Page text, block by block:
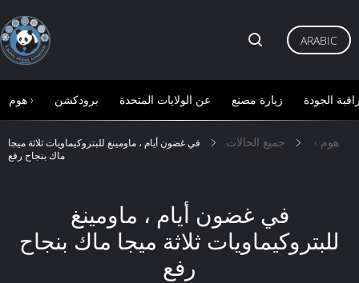
هوم › برودكشن عن الولايات المتحدة زيارة مصنع الجودة
ARABIC
هوم › جميع الحالات
في غضون أيام ، ماومينغ للبتروكيماويات ثلاثة ميجا
ماك بنجاح رفع
في غضون أيام ، ماومينغ
للبتروكيماويات ثلاثة ميجا ماك بنجاح
رفع